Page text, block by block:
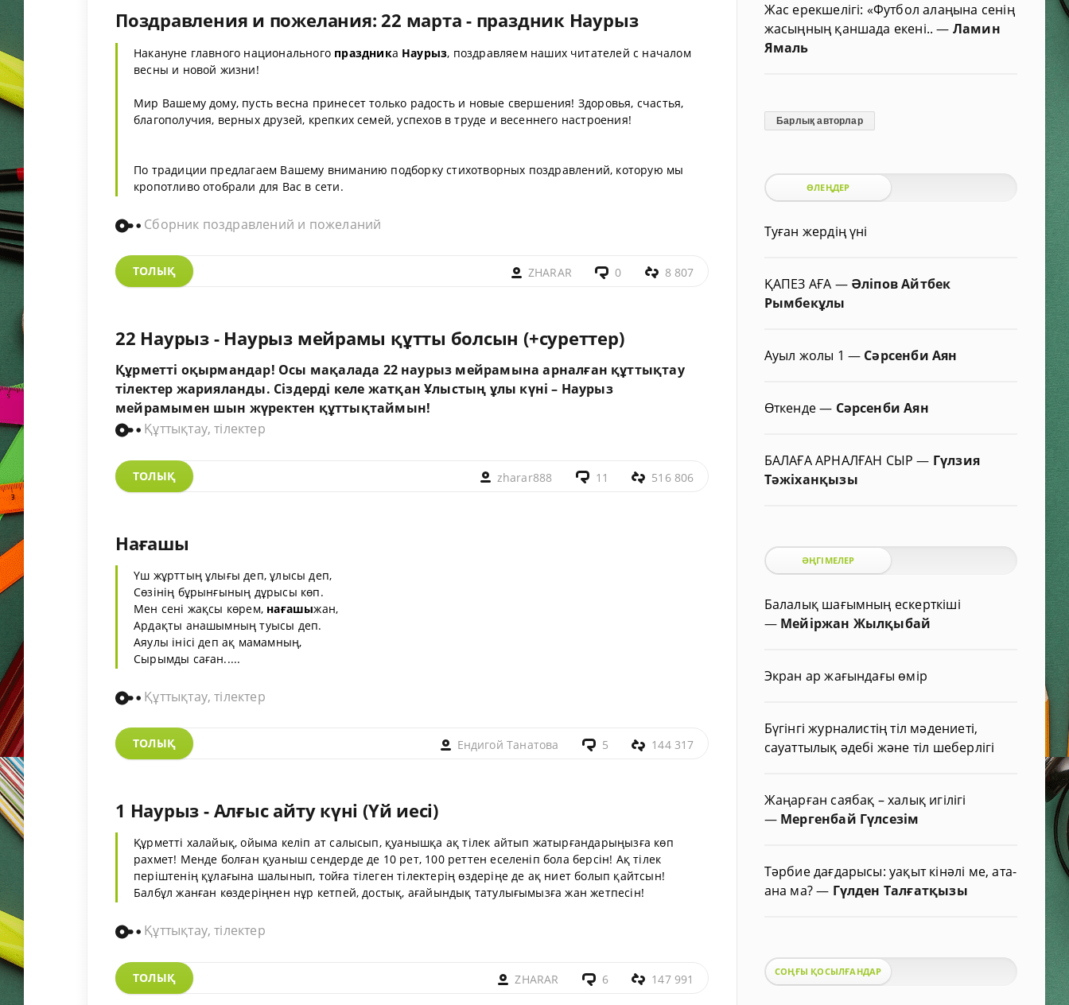
Поздравления и пожелания: 22 марта - праздник Наурыз
Накануне главного национального праздника Наурыз, поздравляем наших читателей с началом
весны и новой жизни!
Мир Вашему дому, пусть весна принесет только радость и новые свершения! Здоровья, счастья,
благополучия, верных друзей, крепких семей, успехов в труде и весеннего настроения!
По традиции предлагаем Вашему вниманию подборку стихотворных поздравлений, которую мы
кропотливо отобрали для Вас в сети.
Сборник поздравлений и пожеланий
ТОЛЫҚ ZHARAR 0 8 807
22 Наурыз - Наурыз мейрамы құтты болсын (+суреттер)
Құрметті оқырмандар! Осы мақалада 22 наурыз мейрамына арналған құттықтау
тілектер жарияланды. Сіздерді келе жатқан Ұлыстың ұлы күні – Наурыз
мейрамымен шын жүректен құттықтаймын!
Құттықтау, тілектер
ТОЛЫҚ zharar888 11 516 806
Нағашы
Үш жұрттың ұлығы деп, ұлысы деп,
Сөзінің бұрынғының дұрысы көп.
Мен сені жақсы көрем, нағашыжан,
Ардақты анашымның туысы деп.
Аяулы інісі деп ақ мамамның,
Сырымды саған.....
Құттықтау, тілектер
ТОЛЫҚ Ендигой Танатова 5 144 317
1 Наурыз - Алғыс айту күні (Үй иесі)
Құрметті халайық, ойыма келіп ат салысып, қуанышқа ақ тілек айтып жатырғандарыңызға көп
рахмет! Менде болған қуаныш сендерде де 10 рет, 100 реттен еселеніп бола берсін! Ақ тілек
періштенің құлағына шалынып, тойға тілеген тілектерің өздеріңе де ақ ниет болып қайтсын!
Балбұл жанған көздеріңнен нұр кетпей, достық, ағайындық татулығымызға жан жетпесін!
Құттықтау, тілектер
ТОЛЫҚ ZHARAR 6 147 991
Жас ерекшелігі: «Футбол алаңына сенің
жасыңның қаншада екені..— Ламин
Ямаль
Барлық авторлар
ӨЛЕҢДЕР
Туған жердің үні
ҚАПЕЗ АҒА — Әліпов Айтбек
Рымбекұлы
Ауыл жолы 1 — Сәрсенби Аян
Өткенде— Сәрсенби Аян
БАЛАҒА АРНАЛҒАН СЫР— Гүлзия
Тәжіханқызы
ӘҢГІМЕЛЕР
Балалық шағымның ескерткіші
— Мейіржан Жылқыбай
Экран ар жағындағы өмір
Бүгінгі журналистің тіл мәдениеті,
сауаттылық әдебі және тіл шеберлігі
Жаңарған саябақ – халық игілігі
— Мергенбай Гүлсезім
Тәрбие дағдарысы: уақыт кінәлі ме, ата-
ана ма?— Гүлден Талғатқызы
СОҢҒЫ ҚОСЫЛҒАНДАР